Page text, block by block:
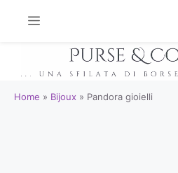
Home » Bijoux » Pandora gioielli